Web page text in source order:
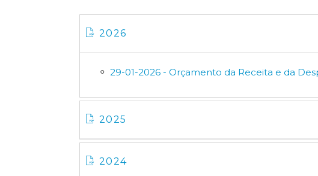
2026
29-01-2026 - Orçamento da Receita e da
2025
2024